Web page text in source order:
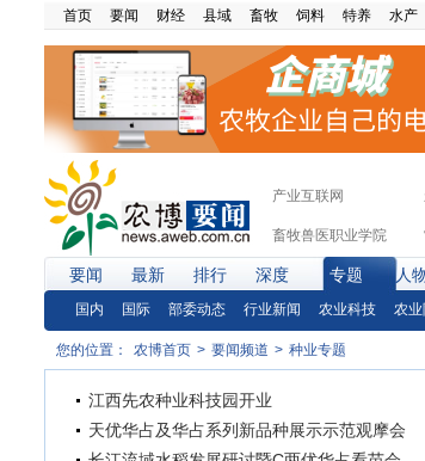
首页 要闻 财经 县域 畜牧 饲料 特养 水产
产业互联网
畜牧兽医职业学院
要闻 最新 排行 深度 专题 人
国内 国际 部委动态 行业新闻 农业科技 农
您的位置： 农博首页 > 要闻频道 > 种业专题
江西先农种业科技园开业
天优华占及华占系列新品种展示示范观摩会